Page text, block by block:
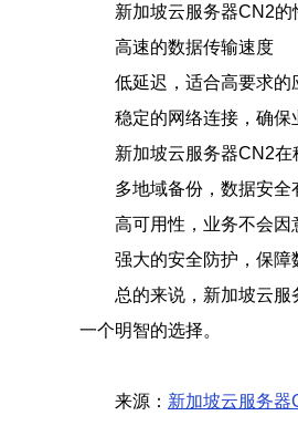
新加坡云服务器CN2的
高速的数据传输速度
低延迟，适合高要求的
稳定的网络连接，确保
新加坡云服务器CN2在
多地域备份，数据安全
高可用性，业务不会因
强大的安全防护，保障
总的来说，新加坡云
一个明智的选择。
来源： 新加坡云服务器